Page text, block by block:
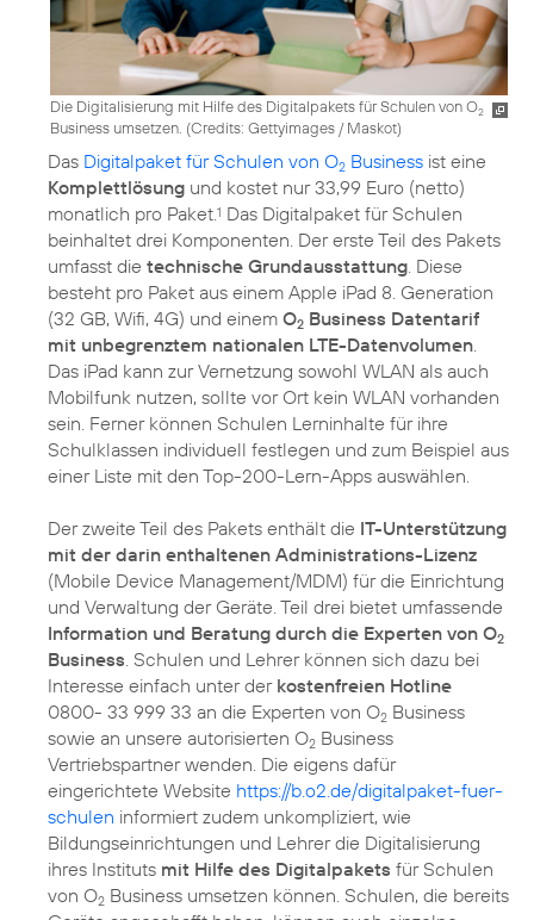
Die Digitalisierung mit Hilfe des Digitalpakets für Schulen von O2
Business umsetzen. (Credits: Gettyimages / Maskot)
Das Digitalpaket für Schulen von O2 Business ist eine
Komplettlösung und kostet nur 33,99 Euro (netto)
monatlich pro Paket. 1 Das Digitalpaket für Schulen
beinhaltet drei Komponenten. Der erste Teil des Pakets
umfasst die technische Grundausstattung . Diese
besteht pro Paket aus einem Apple iPad 8. Generation
(32 GB, Wifi, 4G) und einem O2 Business Datentarif
mit unbegrenztem nationalen LTE-Datenvolumen
Das iPad kann zur Vernetzung sowohl WLAN als auch
Mobilfunk nutzen, sollte vor Ort kein WLAN vorhanden
sein. Ferner können Schulen Lerninhalte für ihre
Schulklassen individuell festlegen und zum Beispiel aus
einer Liste mit den Top-200-Lern-Apps auswählen.
Der zweite Teil des Pakets enthält die IT-Unterstützung
mit der darin enthaltenen Administrations-Lizenz
(Mobile Device Management/MDM) für die Einrichtung
und Verwaltung der Geräte. Teil drei bietet umfassende
Information und Beratung durch die Experten von O2
Business . Schulen und Lehrer können sich dazu bei
Interesse einfach unter der kostenfreien Hotline
0800- 33 999 33 an die Experten von O2 Business
sowie an unsere autorisierten O2 Business
Vertriebspartner wenden. Die eigens dafür
eingerichtete Website https://b.o2.de/digitalpaket-fuer-
schulen informiert zudem unkompliziert, wie
Bildungseinrichtungen und Lehrer die Digitalisierung
ihres Instituts mit Hilfe des Digitalpakets für Schulen
von O2 Business umsetzen können. Schulen, die bereits